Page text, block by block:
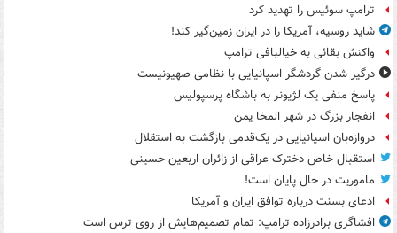
ترامپ سوئیس را تهدید کرد
شاید روسیه، آمریکا را در ایران زمین‌گیر کند!
واکنش بقائی به خیالبافی ترامپ
درگیر شدن گردشگر اسپانیایی با نظامی صهیونیست
پاسخ منفی یک لژیونر به باشگاه پرسپولیس
انفجار بزرگ در شهر المخا یمن
دروازه‌بان اسپانیایی در یک‌قدمی بازگشت به استقلال
استقبال خاص دخترک عراقی از زائران اربعین حسینی
ماموریت در حال پایان است!
ادعای بسنت درباره توافق ایران و آمریکا
افشاگری برادرزاده ترامپ: تمام تصمیم‌هایش از روی ترس است